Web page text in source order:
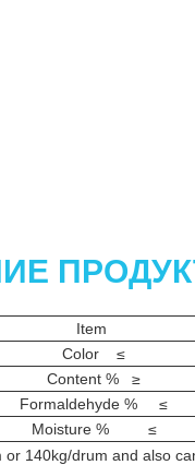
Item
Color ≤
Content % ≥
Formaldehyde % ≤
Moisture % ≤
or 140kg/drum and also